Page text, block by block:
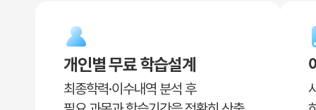
개인별 무료 학습설계
최종학력·이수내역 분석 후